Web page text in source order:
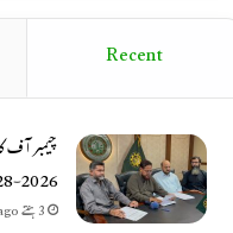
Recent
چیمبر آف
2026-28کا باقاعدہ اعلان
3 ہفتے ago